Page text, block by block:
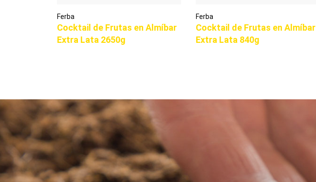
Ferba
Cocktail de Frutas en Almíbar
Extra Lata 2650g
Ferba
Cocktail de Frutas en Almíbar
Extra Lata 840g